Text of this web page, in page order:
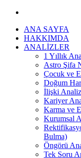
ANA SAYFA
HAKKIMDA
ANALİZLER
1 Yıllık
Astro Şifa
Çocuk ve
Doğum
İlişki
Kariyer
Karma ve
Kurumsal
Bulma)
Öngörü
Tek Soru